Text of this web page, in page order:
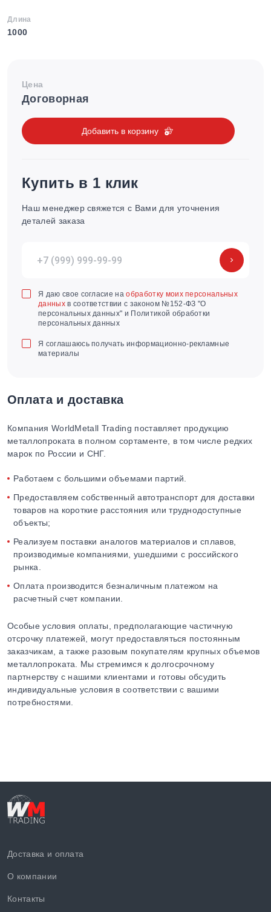
Длина
1000
Цена
Договорная
Добавить в корзину
Купить в 1 клик
Наш менеджер свяжется с Вами для уточнения
деталей заказа
Я даю свое согласие наобработку моих персональных
данныхв соответствии с законом №152-ФЗ "О
персональных данных" и Политикой обработки
персональных данных
Я соглашаюсь получать информационно-рекламные
материалы
Оплата и доставка
Компания WorldMetall Trading поставляет продукцию
металлопроката в полном сортаменте, в том числе редких
марок по России и СНГ.
Работаем с большими объемами партий.
Предоставляем собственный автотранспорт для доставки
товаров на короткие расстояния или труднодоступные
объекты;
Реализуем поставки аналогов материалов и сплавов,
производимые компаниями, ушедшими с российского
рынка.
Оплата производится безналичным платежом на
расчетный счет компании.
Особые условия оплаты, предполагающие частичную
отсрочку платежей, могут предоставляться постоянным
заказчикам, а также разовым покупателям крупных объемов
металлопроката. Мы стремимся к долгосрочному
партнерству с нашими клиентами и готовы обсудить
индивидуальные условия в соответствии с вашими
потребностями.
Доставка и оплата
О компании
Контакты